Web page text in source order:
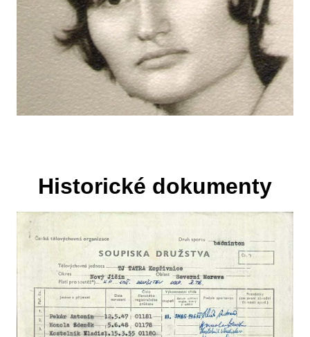
Historické dokumenty